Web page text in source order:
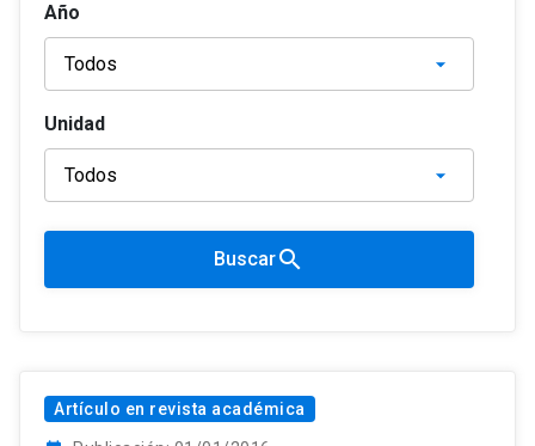
Año
Unidad
Buscarsearch
Artículo en revista académica